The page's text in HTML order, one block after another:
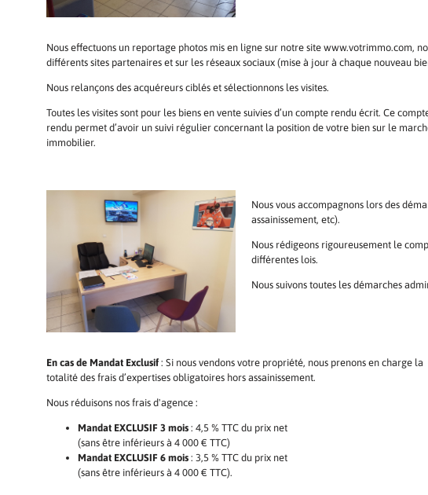
Nous effectuons un reportage photos mis en ligne sur notre site www.votrimmo.com,
différents sites partenaires et sur les réseaux sociaux (mise à jour à chaque nouveau
Nous relançons des acquéreurs ciblés et sélectionnons les visites.
Toutes les visites sont pour les biens en vente suivies d’un compte rendu écrit. Ce
rendu permet d’avoir un suivi régulier concernant la position de votre bien sur le
immobilier.
Nous vous accompagnons lors des
assainissement, etc).
Nous rédigeons rigoureusement le
différentes lois.
Nous suivons toutes les démarches
En cas de Mandat Exclusif : Si nous vendons votre propriété, nous prenons en charge la
totalité des frais d’expertises obligatoires hors assainissement.
Nous réduisons nos frais d'agence :
Mandat EXCLUSIF 3 mois: 4,5 % TTC du prix net
(sans être inférieurs à 4 000 € TTC)
Mandat EXCLUSIF 6 mois: 3,5 % TTC du prix net
(sans être inférieurs à 4 000 € TTC).